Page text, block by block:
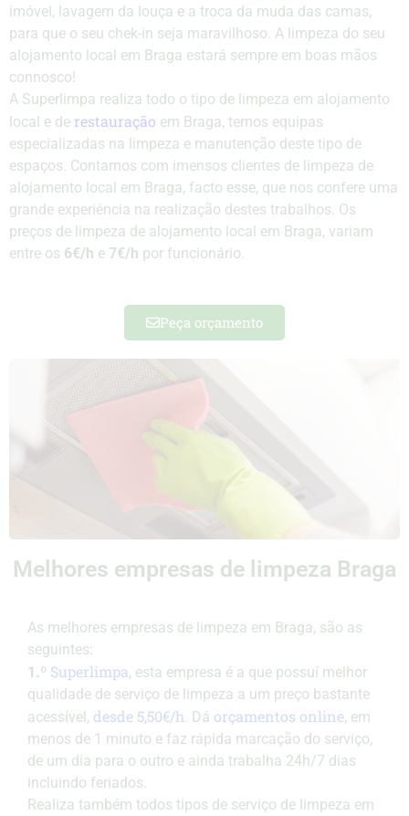
imóvel, lavagem da louça e a troca da muda das camas,
para que o seu chek-in seja maravilhoso. A limpeza do seu
alojamento local em Braga estará sempre em boas mãos
connosco!
A Superlimpa realiza todo o tipo de limpeza em alojamento
local e de restauração em Braga, temos equipas
especializadas na limpeza e manutenção deste tipo de
espaços. Contamos com imensos clientes de limpeza de
alojamento local em Braga, facto esse, que nos confere uma
grande experiência na realização destes trabalhos. Os
preços de limpeza de alojamento local em Braga, variam
entre os 6€/h e 7€/h por funcionário.
Peça orçamento
Melhores empresas de limpeza Braga
As melhores empresas de limpeza em Braga, são as
seguintes:
1.º Superlimpa, esta empresa é a que possuí melhor
qualidade de serviço de limpeza a um preço bastante
acessível, desde 5,50€/h . Dá orçamentos online, em
menos de 1 minuto e faz rápida marcação do serviço,
de um dia para o outro e ainda trabalha 24h/7 dias
incluindo feriados.
Realiza também todos tipos de serviço de limpeza em